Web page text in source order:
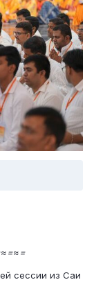
сессии из Саи